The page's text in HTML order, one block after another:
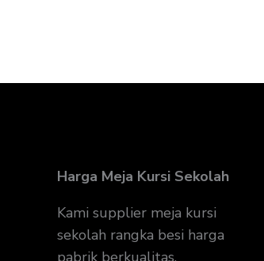
Harga Meja Kursi Sekolah
Kami supplier meja kursi
sekolah rangka besi harga
pabrik berkualitas.